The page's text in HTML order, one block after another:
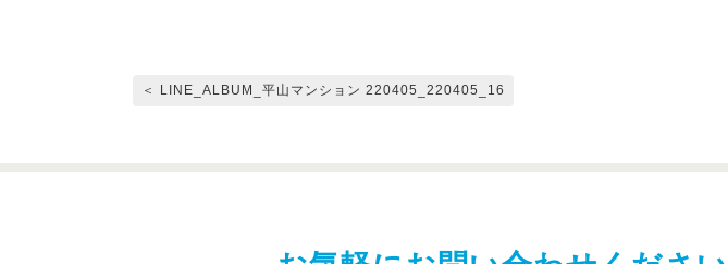
＜ LINE_ALBUM_平山マンション 220405_220405_16